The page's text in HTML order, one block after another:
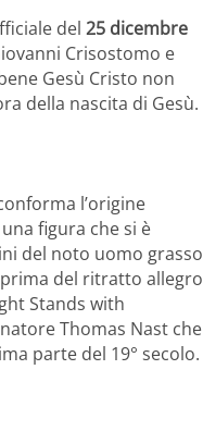
del 25 dicembre
Crisostomo e
Gesù Cristo non
della nascita di Gesù.
l’origine
figura che si è
del noto uomo grasso
del ritratto allegro
Stands with
Thomas Nast che
parte del 19° secolo.